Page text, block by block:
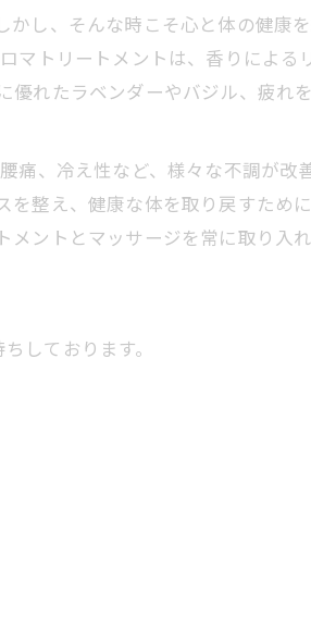
し、そんな時こそ心と体の健康
マトリートメントは、香りによ
れたラベンダーやバジル、疲れ
痛、冷え性など、様々な不調が
整え、健康な体を取り戻すため
ントとマッサージを常に取り入
しております。